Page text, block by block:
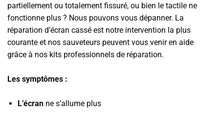
partiellement ou totalement fissuré, ou bien le tactile ne
fonctionne plus ? Nous pouvons vous dépanner. La
réparation d’écran cassé est notre intervention la plus
courante et nos sauveteurs peuvent vous venir en aide
grâce à nos kits professionnels de réparation.
Les symptômes :
L’écranne s’allume plus